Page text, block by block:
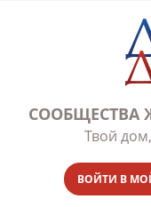
СООБЩЕСТВА
Твой
ВОЙТИ В